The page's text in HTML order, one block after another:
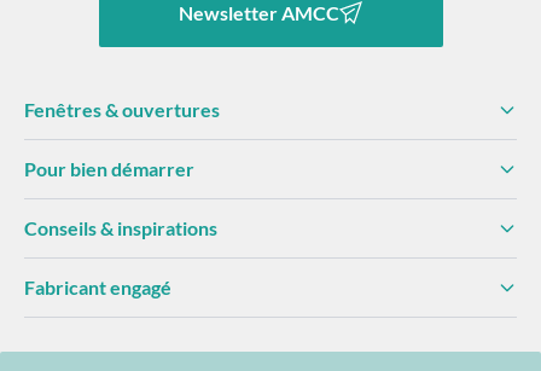
Newsletter AMCC
Fenêtres & ouvertures
Pour bien démarrer
Conseils & inspirations
Fabricant engagé